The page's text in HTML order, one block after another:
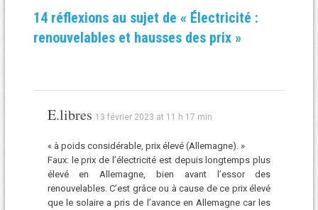
14 réflexions au sujet de « Électricité :
renouvelables et hausses des prix»
E.libres 13 février 2023 at 11 h 17 min
« à poids considérable, prix élevé (Allemagne). »
Faux: le prix de l’électricité est depuis longtemps plus
élevé en Allemagne, bien avant l’essor des
renouvelables. C’est grâce ou à cause de ce prix élevé
que le solaire a pris de l’avance en Allemagne car les